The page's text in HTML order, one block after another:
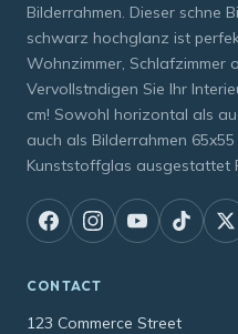
Bilderrahmen. Dieser schne
schwarz hochglanz ist
Wohnzimmer, Schlafzimmer
Vervollstndigen Sie Ihr
cm! Sowohl horizontal als
auch als Bilderrahmen
Kunststoffglas ausgestattet
CONTACT
123 Commerce Street